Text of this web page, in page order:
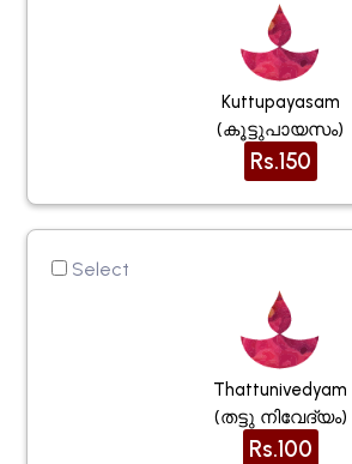
Kuttupayasam
(കൂട്ടുപായസം)
Rs.150
Select
Thattunivedyam
(തട്ടു നിവേദ്യം)
Rs.100